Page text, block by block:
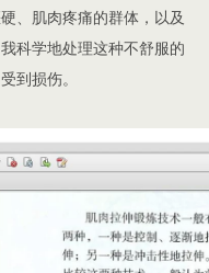
、肌肉疼痛的群体，以及
科学地处理这种不舒服的
到损伤。